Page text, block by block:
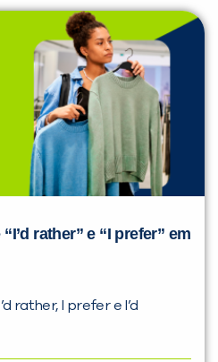
rather” e “I prefer” em
rather, I prefer e I’d